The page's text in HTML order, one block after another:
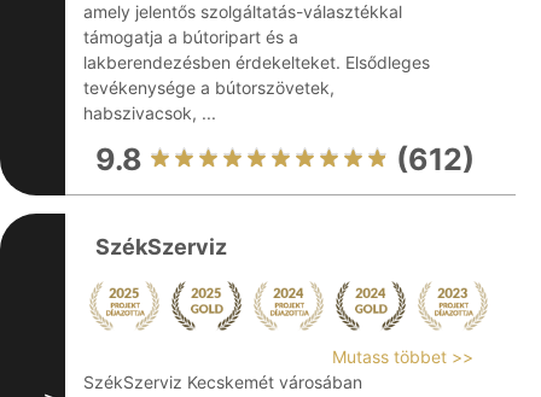
amely jelentős szolgáltatás-választékkal
támogatja a bútoripart és a
lakberendezésben érdekelteket. Elsődleges
tevékenysége a bútorszövetek,
habszivacsok, ...
9.8 (612)
SzékSzerviz
Mutass többet >>
SzékSzerviz Kecskemét városában